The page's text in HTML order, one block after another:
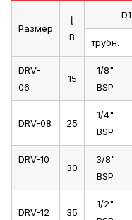
Размер
⌊
B
D1
трубн.
DRV-
06
15
1/8"
BSP
DRV-08 25
1/4"
BSP
DRV-10
30
3/8"
BSP
DRV-12 35
1/2"